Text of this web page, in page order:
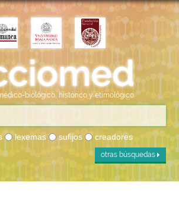
biológico, histórico y etimológico
lexemas sufijos creadores
otras búsquedas